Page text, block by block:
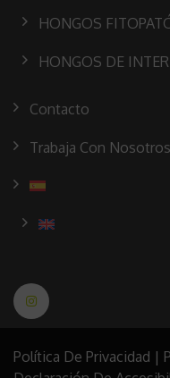
HONGOS
HONGOS DE
Contacto
Trabaja Con Nosotros
Política De Privacidad |